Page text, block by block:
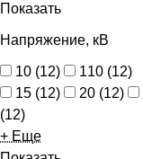
Показать
Напряжение, кВ
10 (12) 110 (12)
15 (12) 20 (12)
(12)
+ Еще